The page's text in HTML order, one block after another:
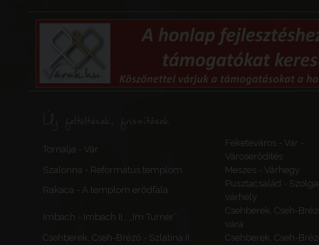
Új feltöltések, frissítések
Tornalja - Vár
Feketeváros - Vár -
Városerődítés
Szalonna - Református templom
Meszes - Várhegy
Rakaca - A templom erődfala
Pusztacsalád -
várhely
Imbach - Imbach II., „Im Turner”
Csehberek, Cseh-
vára
Csehberek, Cseh-Brézó - Szlatina II.
Csehberek, Cseh-